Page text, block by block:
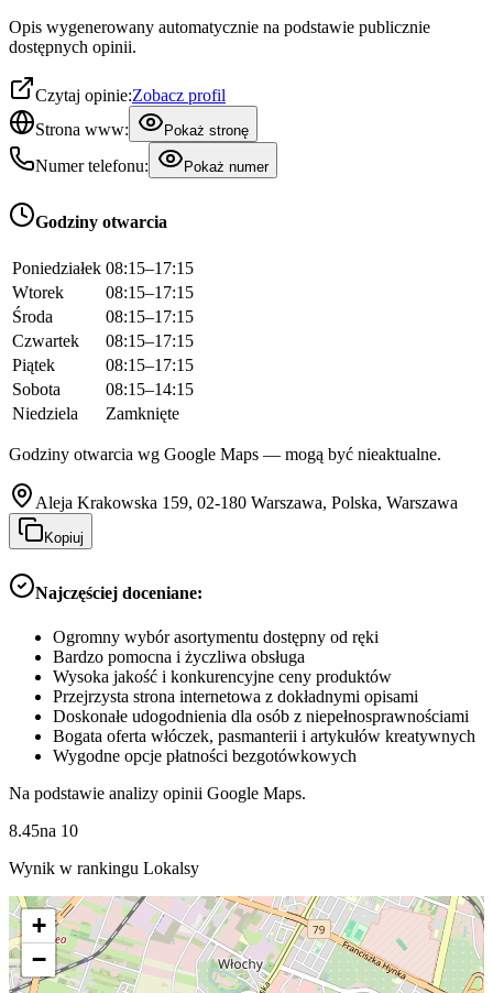
Opis wygenerowany automatycznie na podstawie publicznie
dostępnych opinii.
Czytaj opinie:Zobacz profil
Strona www:
Pokaż stronę
Numer telefonu: Pokaż numer
Godziny otwarcia
Poniedziałek 08:15–17:15
Wtorek
08:15–17:15
Środa
08:15–17:15
Czwartek
08:15–17:15
Piątek
08:15–17:15
Sobota
08:15–14:15
Niedziela
Zamknięte
Godziny otwarcia wg Google Maps — mogą być nieaktualne.
Aleja Krakowska 159, 02-180 Warszawa, Polska, Warszawa
Kopiuj
Najczęściej doceniane:
Ogromny wybór asortymentu dostępny od ręki
Bardzo pomocna i życzliwa obsługa
Wysoka jakość i konkurencyjne ceny produktów
Przejrzysta strona internetowa z dokładnymi opisami
Doskonałe udogodnienia dla osób z niepełnosprawnościami
Bogata oferta włóczek, pasmanterii i artykułów kreatywnych
Wygodne opcje płatności bezgotówkowych
Na podstawie analizy opinii Google Maps.
8.45na 10
Wynik w rankingu Lokalsy
+
−